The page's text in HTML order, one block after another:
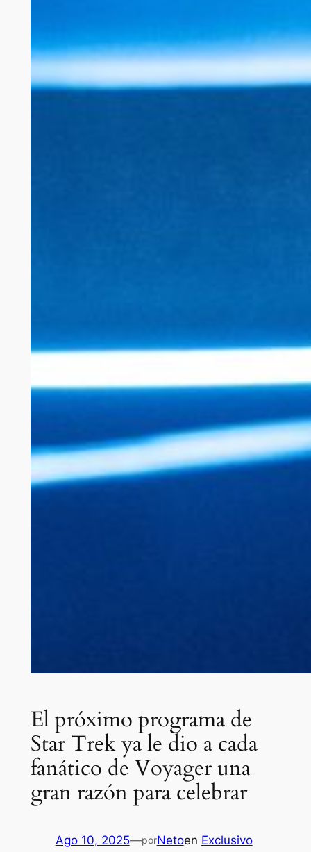
El próximo programa de
Star Trek ya le dio a cada
fanático de Voyager una
gran razón para celebrar
Ago 10, 2025—porNetoen Exclusivo